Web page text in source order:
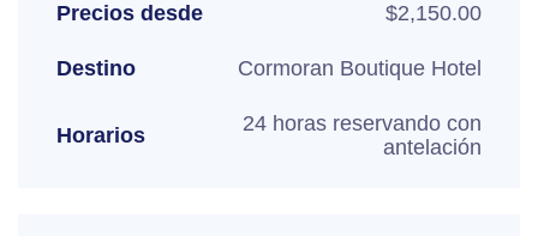
Precios desde $2,150.00
Destino Cormoran Boutique Hotel
Horarios
24 horas reservando con
antelación